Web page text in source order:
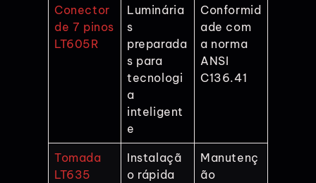
Conector
de 7 pinos
LT605R
Luminária
s
preparada
s para
tecnologi
a
inteligent
e
Conformid
ade com
a norma
ANSI
C136.41
Tomada
LT635
Instalaçã
o rápida
Manutenç
ão